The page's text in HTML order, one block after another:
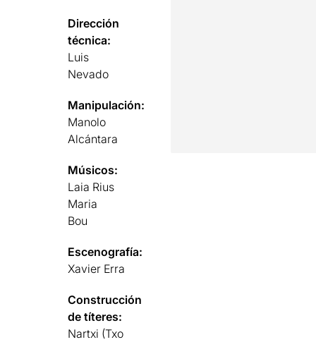
Dirección
técnica:
Luis
Nevado
Manipulación:
Manolo
Alcántara
Músicos:
Laia Rius
Maria
Bou
Escenografía:
Xavier Erra
Construcción
de títeres:
Nartxi (Txo